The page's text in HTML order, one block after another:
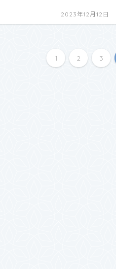
2023年12月12日
1 2 3